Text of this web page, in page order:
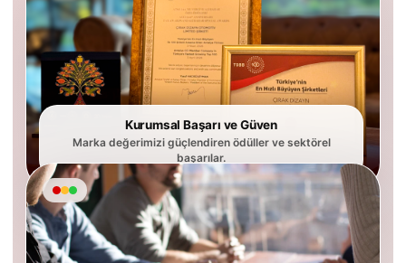
Kurumsal Başarı ve Güven
Marka değerimizi güçlendiren ödüller ve sektörel
başarılar.